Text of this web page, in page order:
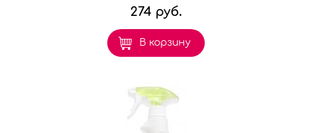
274 руб.
В корзину